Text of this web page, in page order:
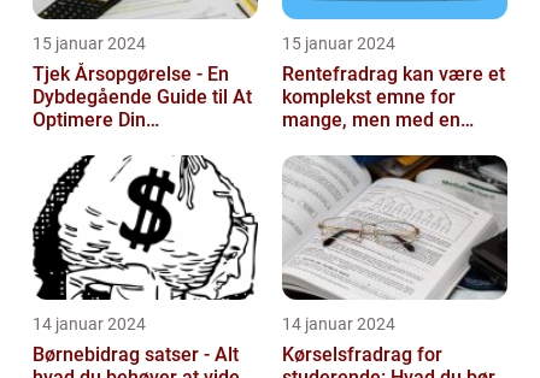
15 januar 2024
Tjek Årsopgørelse - En
Dybdegående Guide til At
Optimere Din
15 januar 2024
Rentefradrag kan være et
komplekst emne for
mange, men med en
kan man nemt og ...
14 januar 2024
Børnebidrag satser - Alt
14 januar 2024
Kørselsfradrag for